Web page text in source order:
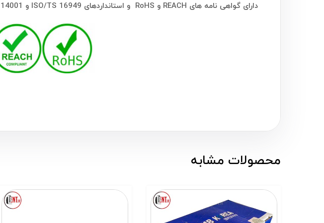
دارای گواهی نامه های REACH و RoHS و استانداردهای ISO/TS 16949 و ISO 14001
محصولات مشابه